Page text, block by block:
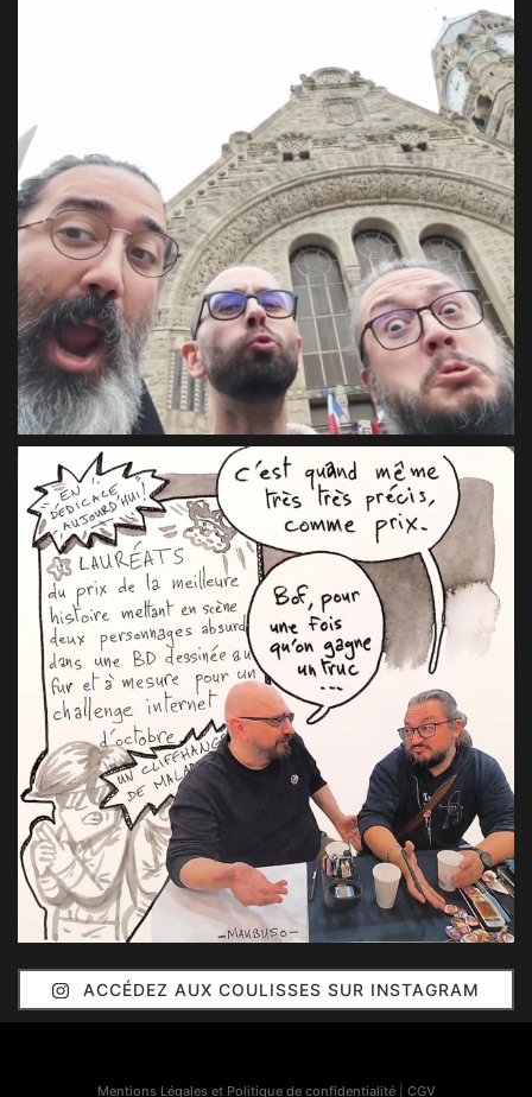
ACCÉDEZ AUX COULISSES SUR INSTAGRAM
Mentions Légales et Politique de confidentialité| CGV